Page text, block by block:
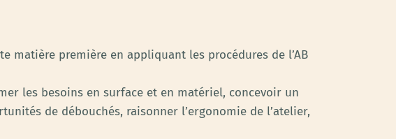
matière première en appliquant les procédures de l’AB
les besoins en surface et en matériel, concevoir un
de débouchés, raisonner l’ergonomie de l’atelier,